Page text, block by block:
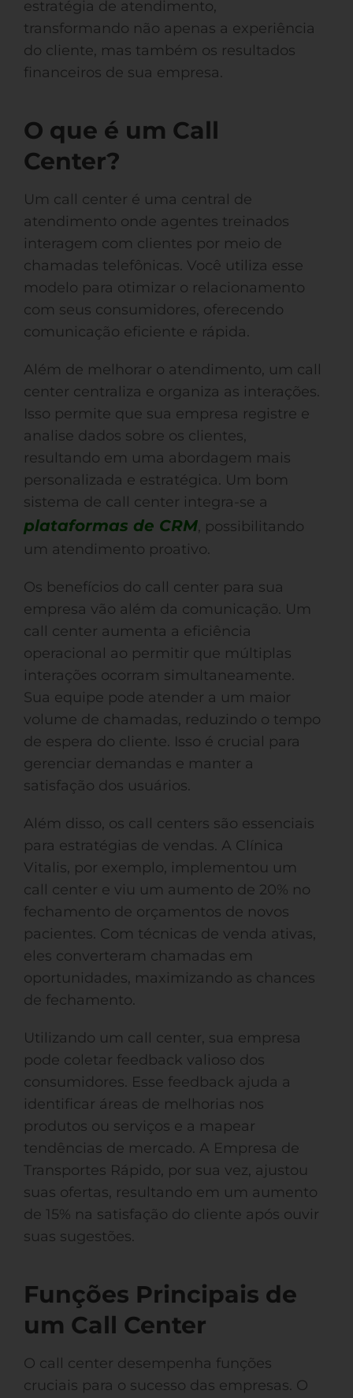
estratégia de atendimento,
transformando não apenas a experiência
do cliente, mas também os resultados
financeiros de sua empresa.
O que é um Call
Center?
Um call center é uma central de
atendimento onde agentes treinados
interagem com clientes por meio de
chamadas telefônicas. Você utiliza esse
modelo para otimizar o relacionamento
com seus consumidores, oferecendo
comunicação eficiente e rápida.
Além de melhorar o atendimento, um call
center centraliza e organiza as interações.
Isso permite que sua empresa registre e
analise dados sobre os clientes,
resultando em uma abordagem mais
personalizada e estratégica. Um bom
sistema de call center integra-se a
plataformas de CRM, possibilitando
um atendimento proativo.
Os benefícios do call center para sua
empresa vão além da comunicação. Um
call center aumenta a eficiência
operacional ao permitir que múltiplas
interações ocorram simultaneamente.
Sua equipe pode atender a um maior
volume de chamadas, reduzindo o tempo
de espera do cliente. Isso é crucial para
gerenciar demandas e manter a
satisfação dos usuários.
Além disso, os call centers são essenciais
para estratégias de vendas. A Clínica
Vitalis, por exemplo, implementou um
call center e viu um aumento de 20% no
fechamento de orçamentos de novos
pacientes. Com técnicas de venda ativas,
eles converteram chamadas em
oportunidades, maximizando as chances
de fechamento.
Utilizando um call center, sua empresa
pode coletar feedback valioso dos
consumidores. Esse feedback ajuda a
identificar áreas de melhorias nos
produtos ou serviços e a mapear
tendências de mercado. A Empresa de
Transportes Rápido, por sua vez, ajustou
suas ofertas, resultando em um aumento
de 15% na satisfação do cliente após ouvir
suas sugestões.
Funções Principais de
um Call Center
O call center desempenha funções
cruciais para o sucesso das empresas. O